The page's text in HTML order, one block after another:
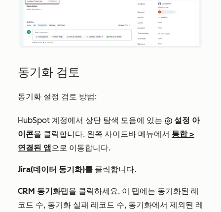
동기화 검토
동기화 설정 검토 방법:
HubSpot 계정에서 상단 탐색 모음에 있는
설정 아
이콘을 클릭합니다. 왼쪽 사이드바 메뉴에서 통합>
연결된 앱 으로 이동합니다.
Jira(데이터 동기화)를 클릭합니다.
CRM 동기화탭을 클릭하세요. 이 탭에는 동기화된 레
코드 수, 동기화 실패 레코드 수, 동기화에서 제외된 레